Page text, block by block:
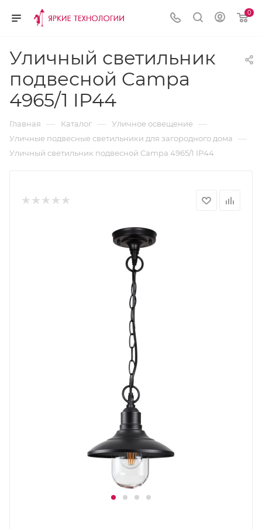
0
Уличный светильник
подвесной Campa
4965/1 IP44
Главная — Каталог — Уличное освещение —
Уличные подвесные светильники для загородного дома —
Уличный светильник подвесной Campa 4965/1 IP44